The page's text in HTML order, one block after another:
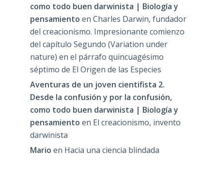
como todo buen darwinista | Biología y
pensamiento en Charles Darwin, fundador
del creacionismo. Impresionante comienzo
del capítulo Segundo (Variation under
nature) en el párrafo quincuagésimo
séptimo de El Origen de las Especies
Aventuras de un joven cientifista 2.
Desde la confusión y por la confusión,
como todo buen darwinista | Biología y
pensamiento en El creacionismo, invento
darwinista
Mario en Hacia una ciencia blindada